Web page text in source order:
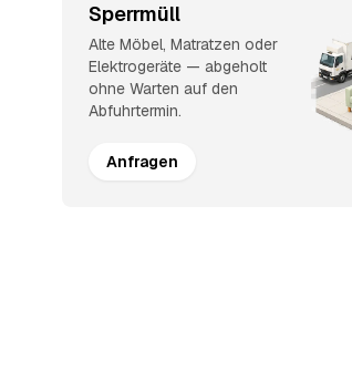
Sperrmüll
Alte Möbel, Matratzen oder
Elektrogeräte — abgeholt
ohne Warten auf den
Abfuhrtermin.
Anfragen